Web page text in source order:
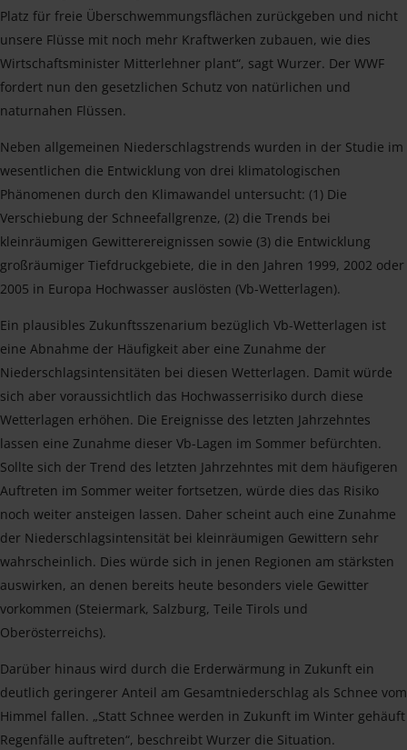
Platz für freie Überschwemmungsflächen zurückgeben und nicht
unsere Flüsse mit noch mehr Kraftwerken zubauen, wie dies
Wirtschaftsminister Mitterlehner plant“, sagt Wurzer. Der WWF
fordert nun den gesetzlichen Schutz von natürlichen und
naturnahen Flüssen.
Neben allgemeinen Niederschlagstrends wurden in der Studie im
wesentlichen die Entwicklung von drei klimatologischen
Phänomenen durch den Klimawandel untersucht: (1) Die
Verschiebung der Schneefallgrenze, (2) die Trends bei
kleinräumigen Gewitterereignissen sowie (3) die Entwicklung
großräumiger Tiefdruckgebiete, die in den Jahren 1999, 2002 oder
2005 in Europa Hochwasser auslösten (Vb-Wetterlagen).
Ein plausibles Zukunftsszenarium bezüglich Vb-Wetterlagen ist
eine Abnahme der Häufigkeit aber eine Zunahme der
Niederschlagsintensitäten bei diesen Wetterlagen. Damit würde
sich aber voraussichtlich das Hochwasserrisiko durch diese
Wetterlagen erhöhen. Die Ereignisse des letzten Jahrzehntes
lassen eine Zunahme dieser Vb-Lagen im Sommer befürchten.
Sollte sich der Trend des letzten Jahrzehntes mit dem häufigeren
Auftreten im Sommer weiter fortsetzen, würde dies das Risiko
noch weiter ansteigen lassen. Daher scheint auch eine Zunahme
der Niederschlagsintensität bei kleinräumigen Gewittern sehr
wahrscheinlich. Dies würde sich in jenen Regionen am stärksten
auswirken, an denen bereits heute besonders viele Gewitter
vorkommen (Steiermark, Salzburg, Teile Tirols und
Oberösterreichs).
Darüber hinaus wird durch die Erderwärmung in Zukunft ein
deutlich geringerer Anteil am Gesamtniederschlag als Schnee vom
Himmel fallen. „Statt Schnee werden in Zukunft im Winter gehäuft
Regenfälle auftreten“, beschreibt Wurzer die Situation.